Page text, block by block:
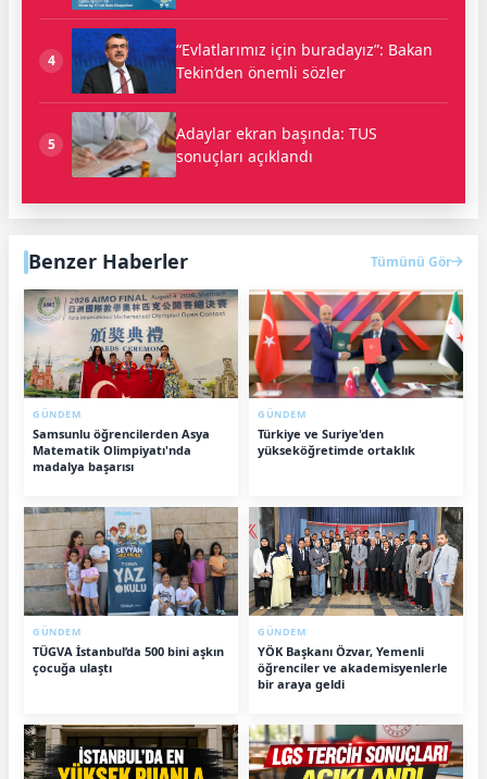
4
“Evlatlarımız için buradayız”: Bakan
Tekin’den önemli sözler
5
Adaylar ekran başında: TUS
sonuçları açıklandı
Benzer Haberler Tümünü Gör
GÜNDEM
Samsunlu öğrencilerden Asya
Matematik Olimpiyatı'nda
madalya başarısı
GÜNDEM
Türkiye ve Suriye'den
yükseköğretimde ortaklık
GÜNDEM
TÜGVA İstanbul’da 500 bini aşkın
çocuğa ulaştı
GÜNDEM
YÖK Başkanı Özvar, Yemenli
öğrenciler ve akademisyenlerle
bir araya geldi